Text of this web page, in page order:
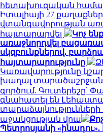
հետախուզական
Իտալիայի 27
վտանգավորության
հայտարարվել
Կոչ
առաջնորդվել
սկզբունքներով.
հայտարարությունը
Կառավարությունը
խաղալ
գործում. Գուտերեշը՝
գնահատել են
տարաձայնությունների
աջակցության վրա
Պետրոսյանի «ինադու».